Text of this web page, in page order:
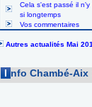
Cela s'est passé il n'y
si longtemps
Vos commentaires
Autres actualités Mai
I nfo Chambé-